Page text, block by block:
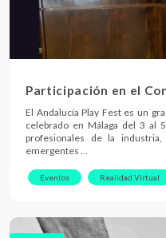
Participación en el
El Andalucía Play Fest es un
celebrado en Málaga del 3 al
profesionales de la industria,
emergentes …
Eventos Realidad Virtual